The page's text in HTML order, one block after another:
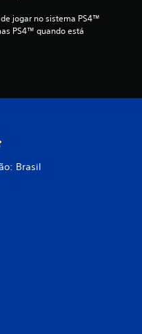
jogar no sistema PS4™
PS4™ quando está
Brasil